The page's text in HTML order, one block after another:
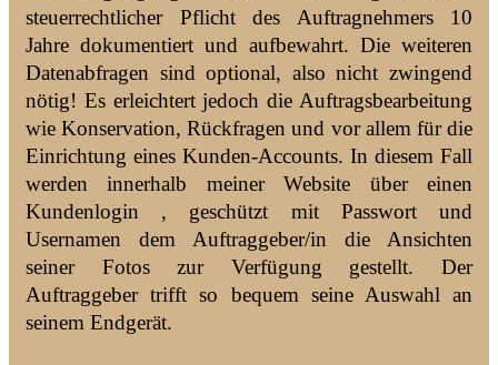
steuerrechtlicher Pflicht des Auftragnehmers 10
Jahre dokumentiert und aufbewahrt. Die weiteren
Datenabfragen sind optional, also nicht zwingend
nötig! Es erleichtert jedoch die Auftragsbearbeitung
wie Konservation, Rückfragen und vor allem für die
Einrichtung eines Kunden-Accounts. In diesem Fall
werden innerhalb meiner Website über einen
Kundenlogin , geschützt mit Passwort und
Usernamen dem Auftraggeber/in die Ansichten
seiner Fotos zur Verfügung gestellt. Der
Auftraggeber trifft so bequem seine Auswahl an
seinem Endgerät.